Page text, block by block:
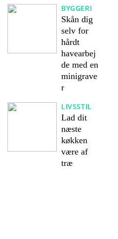
BYGGERI
Skån dig
selv for
hårdt
havearbej
de med en
minigrave
r
LIVSSTIL
Lad dit
næste
køkken
være af
træ